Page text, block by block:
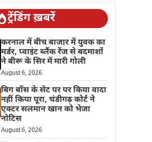
ट्रेंडिंग ख़बरें
करनाल में बीच बाजार में युवक का
मर्डर, प्वाइंट ब्लैंक रेंज से बदमाशों
ने बीरू के सिर में मारी गोली
August 6, 2026
बिग बॉस के सेट पर पर किया वादा
नहीं किया पूरा, चंडीगढ़ कोर्ट ने
एक्टर सलमान खान को भेजा
नोटिस
August 6, 2026